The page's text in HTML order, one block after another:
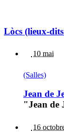
Lòcs (lieux-
10 mai
(Salles)
Jean de
"Jean de
16